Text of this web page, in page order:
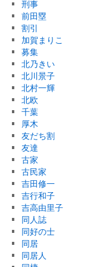
刑事
前田塁
割引
加賀まりこ
募集
北乃きい
北川景子
北村一輝
北欧
千葉
厚木
友だち割
友達
古家
古民家
吉田修一
吉行和子
吉高由里子
同人誌
同好の士
同居
同居人